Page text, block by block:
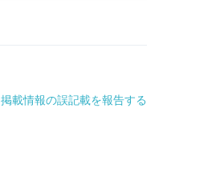
掲載情報の誤記載を報告する